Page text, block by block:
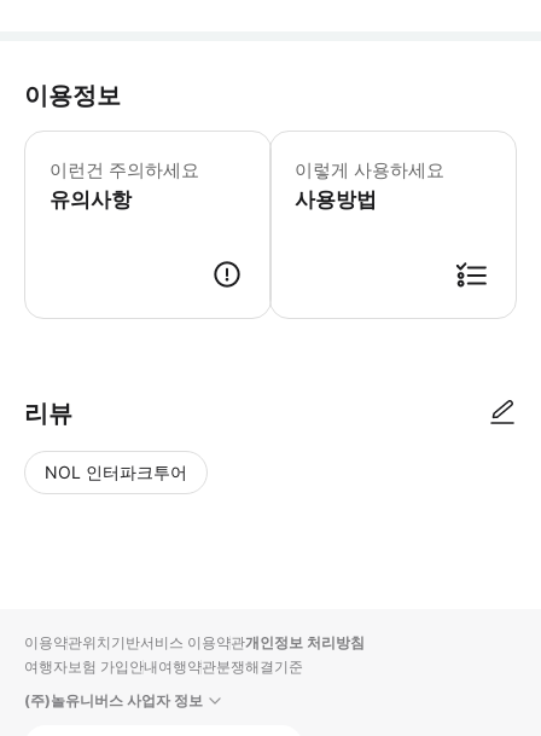
이용정보
이런건 주의하세요
유의사항
예약 시 원하는 투어 시간대를 선택해
이렇게 사용하세요
사용방법
리뷰
NOL 인터파크투어
입니
다.
순
상
이용약관위치기반서비스 이용약관개인정보 처리방침
여행자보험 가입안내여행약관분쟁해결기준
(주)놀유니버스 사업자 정보